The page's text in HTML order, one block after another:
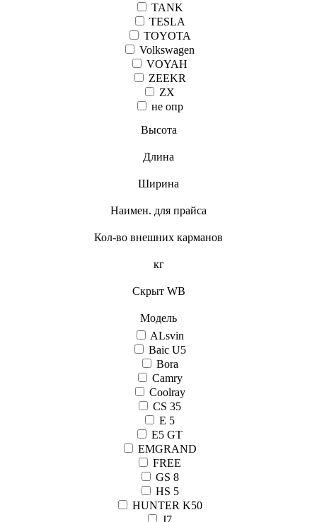
TANK
TESLA
TOYOTA
Volkswagen
VOYAH
ZEEKR
ZX
не опр
Высота
Длина
Ширина
Наимен. для прайса
Кол-во внешних карманов
кг
Скрыт WB
Модель
ALsvin
Baic U5
Bora
Camry
Coolray
CS 35
E 5
E5 GT
EMGRAND
FREE
GS 8
HS 5
HUNTER K50
J7